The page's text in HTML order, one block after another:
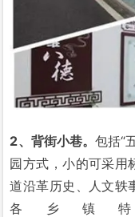
2、背街小巷。 包括“
园方式，小的可采用
道沿革历史、人文轶
各乡镇